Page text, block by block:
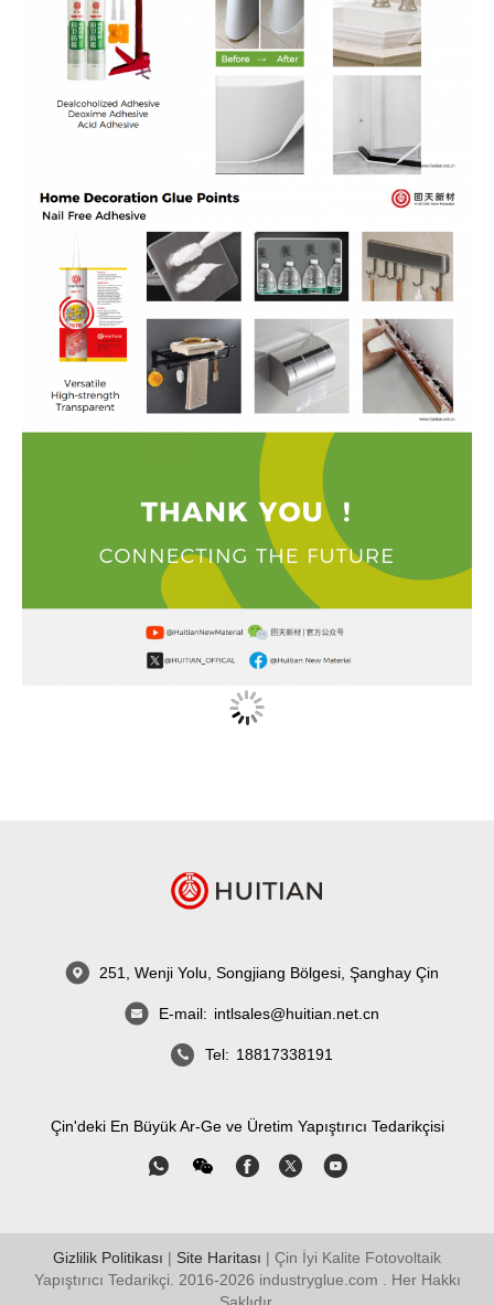
251, Wenji Yolu, Songjiang Bölgesi, Şanghay Çin
E-mail: intlsales@huitian.net.cn
Tel: 18817338191
Çin'deki En Büyük Ar-Ge ve Üretim Yapıştırıcı Tedarikçisi
Gizlilik Politikası | Site Haritası | Çin İyi Kalite Fotovoltaik
Yapıştırıcı Tedarikçi. 2016-2026 industryglue.com . Her Hakkı